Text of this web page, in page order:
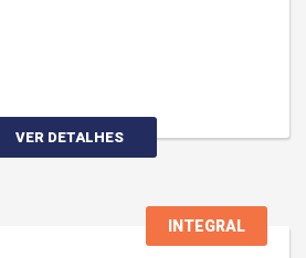
VER DETALHES
INTEGRAL